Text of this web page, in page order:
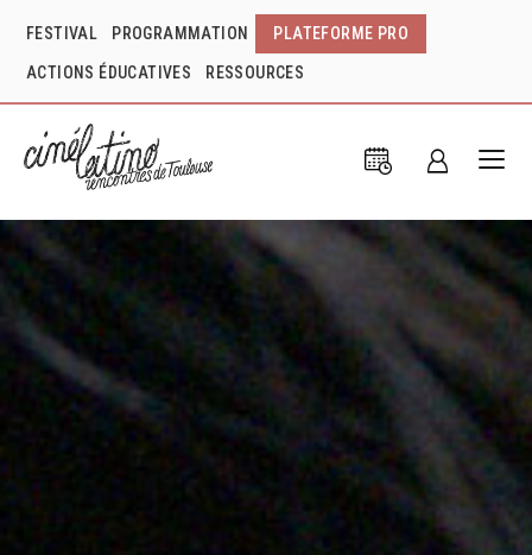
FESTIVAL PROGRAMMATION PLATEFORME PRO
ACTIONS ÉDUCATIVES RESSOURCES